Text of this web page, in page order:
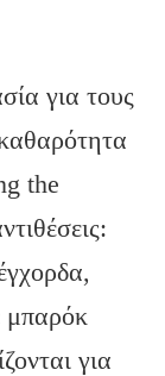
για τους
the
μπαρόκ
για